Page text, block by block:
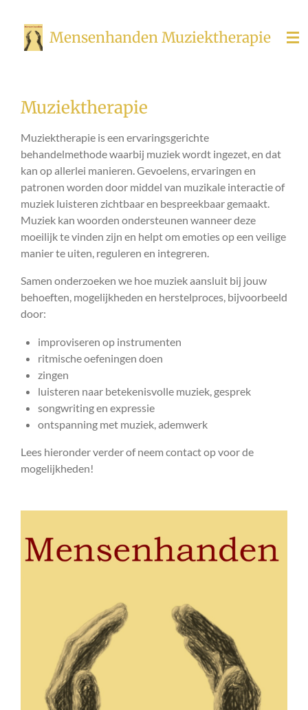
direct
naar
Mensenhanden Muziektherapie
Muziektherapie
Muziektherapie is een ervaringsgerichte
behandelmethode waarbij muziek wordt ingezet, en dat
kan op allerlei manieren. Gevoelens, ervaringen en
patronen worden door middel van muzikale interactie of
muziek luisteren zichtbaar en bespreekbaar gemaakt.
Muziek kan woorden ondersteunen wanneer deze
moeilijk te vinden zijn en helpt om emoties op een veilige
manier te uiten, reguleren en integreren.
Samen onderzoeken we hoe muziek aansluit bij jouw
behoeften, mogelijkheden en herstelproces, bijvoorbeeld
door:
improviseren op instrumenten
ritmische oefeningen doen
zingen
luisteren naar betekenisvolle muziek, gesprek
songwriting en expressie
ontspanning met muziek, ademwerk
Lees hieronder verder of neem contact op voor de
mogelijkheden!